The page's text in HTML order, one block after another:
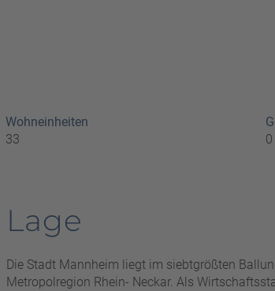
Wohneinheiten
33
0
Lage
Die Stadt Mannheim liegt im siebtgrößten
Metropolregion Rhein- Neckar. Als